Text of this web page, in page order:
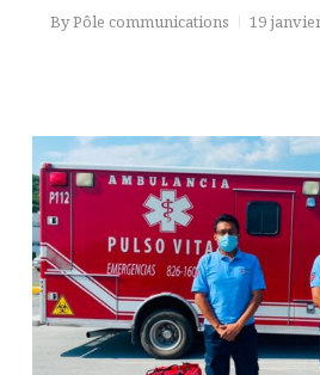
ByPôle communications 19